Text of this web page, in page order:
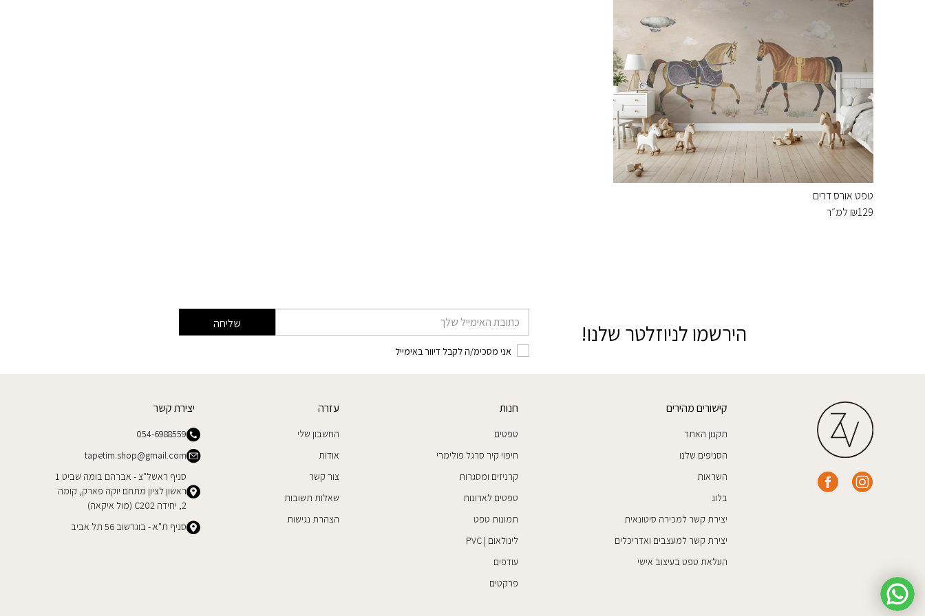
טפט אורס דרים
₪129 למ״ר
הירשמו לניוזלטר שלנו! שליחה
אני מסכימ/ה לקבל דיוור באימייל
קישורים מהירים
תקנון האתר
הסניפים שלנו
השראות
בלוג
יצירת קשר למכירה סיטונאית
יצירת קשר למעצבים ואדריכלים
העלאת טפט בעיצוב אישי
חנות
טפטים
חיפוי קיר סרגל פולימרי
קרניזים ומסגרות
טפטים לארונות
תמונות טפט
לינולאום | PVC
עודפים
פרקטים
עזרה
החשבון שלי
אודות
צור קשר
שאלות תשובות
הצהרת נגישות
יצירת קשר
054-6988559
tapetim.shop@gmail.com
סניף ראשל"צ - אברהם בומה שביט 1
ראשון לציון מתחם יוקה פארק, קומה
2, יחידה C202 (מול איקאה)
סניף ת"א - בוגרשוב 56 תל אביב